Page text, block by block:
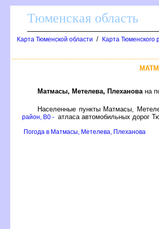
Тюменская область
Карта Тюменской области / Карта
Матмасы, Метелева, Плеханова на
Населенные пункты Матмасы,
район, B0 - атласа автомобильных дорог
Погода в Матмасы, Метелева, Плеханова